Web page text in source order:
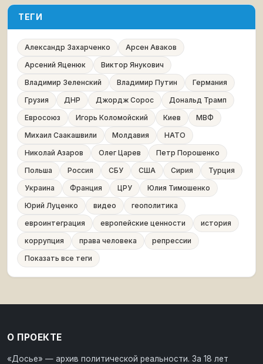
ТЕГИ
Александр Захарченко
Арсен Аваков
Арсений Яценюк
Виктор Янукович
Владимир Зеленский
Владимир Путин
Германия
Грузия
ДНР Джордж Сорос
Дональд Трамп
Евросоюз
Игорь Коломойский Киев
МВФ
Михаил Саакашвили
Молдавия
НАТО
Николай Азаров
Олег Царев
Петр Порошенко
Польша
Россия СБУ США Сирия
Турция
Украина
Франция ЦРУ
Юлия Тимошенко
Юрий Луценко
видео
геополитика
евроинтеграция
европейские ценности
история
коррупция
права человека
репрессии
Показать все теги
О ПРОЕКТЕ
«Досье» — архив политической реальности. За 18 лет